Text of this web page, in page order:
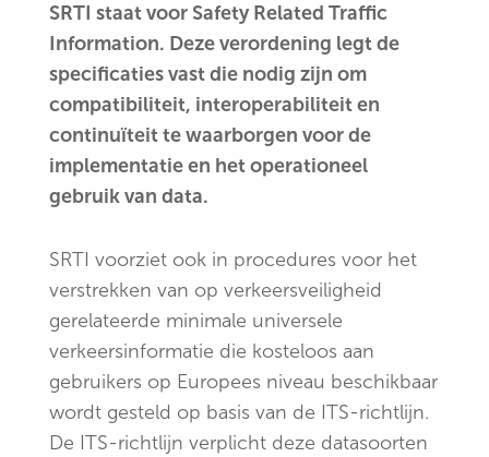
SRTI staat voor Safety Related Traffic
Information. Deze verordening legt de
specificaties vast die nodig zijn om
compatibiliteit, interoperabiliteit en
continuïteit te waarborgen voor de
implementatie en het operationeel
gebruik van data.
SRTI voorziet ook in procedures voor het
verstrekken van op verkeersveiligheid
gerelateerde minimale universele
verkeersinformatie die kosteloos aan
gebruikers op Europees niveau beschikbaar
wordt gesteld op basis van de ITS-richtlijn.
De ITS-richtlijn verplicht deze datasoorten